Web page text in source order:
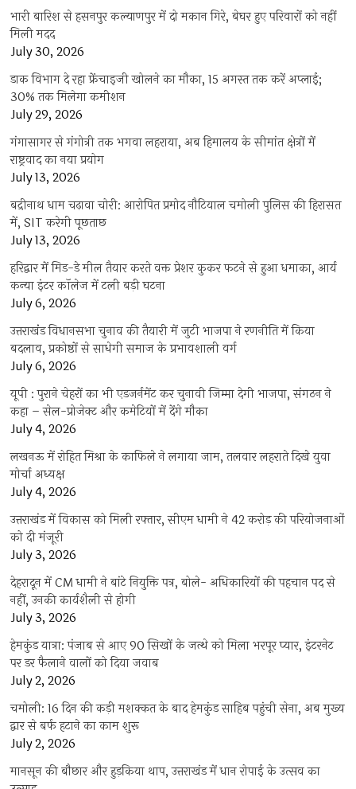
भारी बारिश से हसनपुर कल्याणपुर में दो मकान गिरे, बेघर हुए परिवारों को नहीं
मिली मदद
July 30, 2026
डाक विभाग दे रहा फ्रेंचाइजी खोलने का मौका, 15 अगस्त तक करें अप्लाई;
30% तक मिलेगा कमीशन
July 29, 2026
गंगासागर से गंगोत्री तक भगवा लहराया, अब हिमालय के सीमांत क्षेत्रों में
राष्ट्रवाद का नया प्रयोग
July 13, 2026
बद्रीनाथ धाम चढ़ावा चोरी: आरोपित प्रमोद नौटियाल चमोली पुलिस की हिरासत
में, SIT करेगी पूछताछ
July 13, 2026
हरिद्वार में मिड-डे मील तैयार करते वक्त प्रेशर कुकर फटने से हुआ धमाका, आर्य
कन्या इंटर कॉलेज में टली बड़ी घटना
July 6, 2026
उत्तराखंंड विधानसभा चुनाव की तैयारी में जुटी भाजपा ने रणनीति में किया
बदलाव, प्रकोष्ठों से साधेगी समाज के प्रभावशाली वर्ग
July 6, 2026
यूपी : पुराने चेहरों का भी एडजर्नमेंट कर चुनावी जिम्मा देगी भाजपा, संगठन ने
कहा – सेल-प्रोजेक्ट और कमेटियों में देंगे मौका
July 4, 2026
लखनऊ में रोहित मिश्रा के काफिले ने लगाया जाम, तलवार लहराते दिखे युवा
मोर्चा अध्यक्ष
July 4, 2026
उत्तराखंड में विकास को मिली रफ्तार, सीएम धामी ने 42 करोड़ की परियोजनाओं
को दी मंजूरी
July 3, 2026
देहरादून में CM धामी ने बांटे नियुक्ति पत्र, बोले- अधिकारियों की पहचान पद से
नहीं, उनकी कार्यशैली से होगी
July 3, 2026
हेमकुंड यात्रा: पंजाब से आए 90 सिखों के जत्थे को मिला भरपूर प्यार, इंटरनेट
पर डर फैलाने वालों को दिया जवाब
July 2, 2026
चमोली: 16 दिन की कड़ी मशक्कत के बाद हेमकुंड साहिब पहुंची सेना, अब मुख्य
द्वार से बर्फ हटाने का काम शुरू
July 2, 2026
मानसून की बौछार और हुड़किया थाप, उत्तराखंड में धान रोपाई के उत्सव का